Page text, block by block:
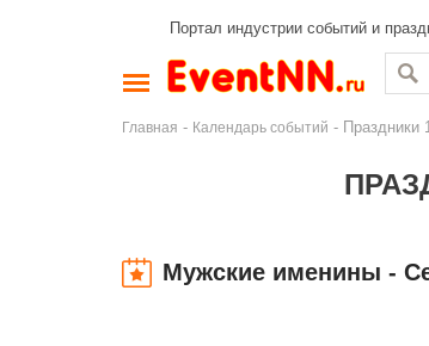
Портал индустрии событий и
Главная - Календарь событий - Праздники
Мужские именины -